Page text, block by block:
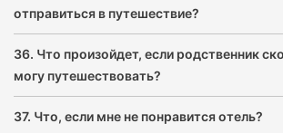
отправиться в путешествие?
36. Что произойдет, если родственник
могу путешествовать?
37. Что, если мне не понравится отель?